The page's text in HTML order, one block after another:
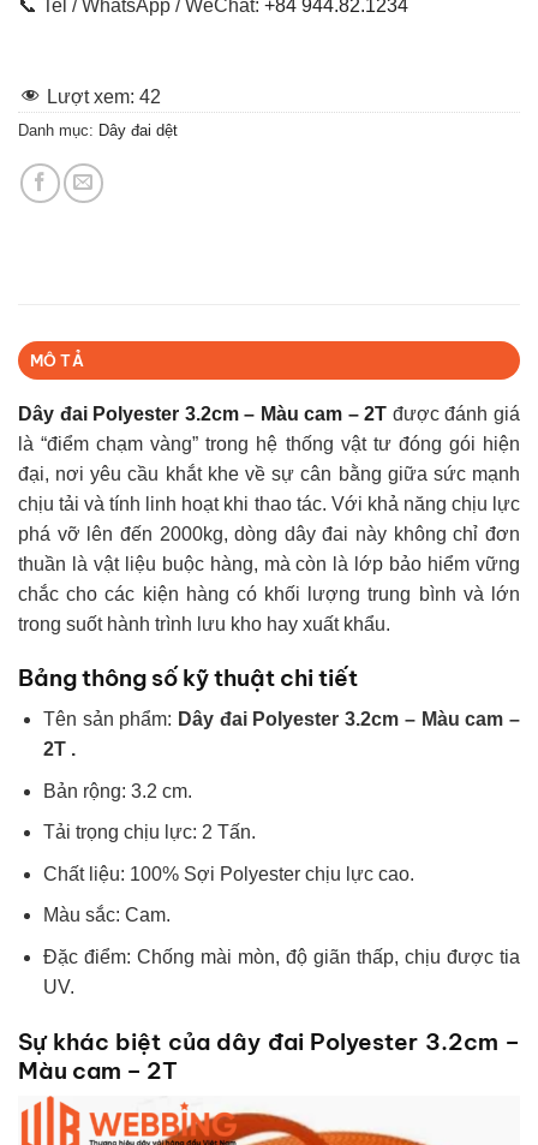
📞 Tel / WhatsApp / WeChat: +84 944.82.1234
Lượt xem: 42
Danh mục: Dây đai dệt
MÔ TẢ
Dây đai Polyester 3.2cm – Màu cam – 2T được đánh giá
là “điểm chạm vàng” trong hệ thống vật tư đóng gói hiện
đại, nơi yêu cầu khắt khe về sự cân bằng giữa sức mạnh
chịu tải và tính linh hoạt khi thao tác. Với khả năng chịu lực
phá vỡ lên đến 2000kg, dòng dây đai này không chỉ đơn
thuần là vật liệu buộc hàng, mà còn là lớp bảo hiểm vững
chắc cho các kiện hàng có khối lượng trung bình và lớn
trong suốt hành trình lưu kho hay xuất khẩu.
Bảng thông số kỹ thuật chi tiết
Tên sản phẩm: Dây đai Polyester 3.2cm – Màu cam –
2T .
Bản rộng: 3.2 cm.
Tải trọng chịu lực: 2 Tấn.
Chất liệu: 100% Sợi Polyester chịu lực cao.
Màu sắc: Cam.
Đặc điểm: Chống mài mòn, độ giãn thấp, chịu được tia
UV.
Sự khác biệt của dây đai Polyester 3.2cm –
Màu cam – 2T